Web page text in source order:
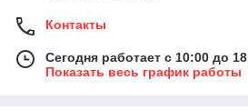
Контакты
Сегодня работает с 10:00 до
Показать весь график работы